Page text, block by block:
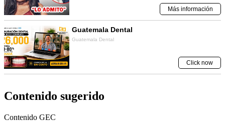
Contenido sugerido
Contenido GEC